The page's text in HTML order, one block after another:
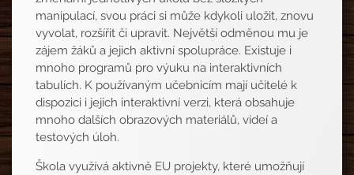
manipulací, svou práci si může kdykoli uložit, znovu
vyvolat, rozšířit či upravit. Největší odměnou mu je
zájem žáků a jejich aktivní spolupráce. Existuje i
mnoho programů pro výuku na interaktivních
tabulích. K používaným učebnicím mají učitelé k
dispozici i jejich interaktivní verzi, která obsahuje
mnoho dalších obrazových materiálů, videí a
testových úloh.
Škola využívá aktivně EU projekty, které umožňují